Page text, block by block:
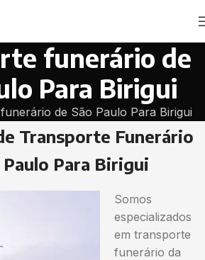
funerário de
Para Birigui
de São Paulo Para Birigui
Transporte Funerário
Paulo Para Birigui
Somos
especializados
em transporte
funerário da